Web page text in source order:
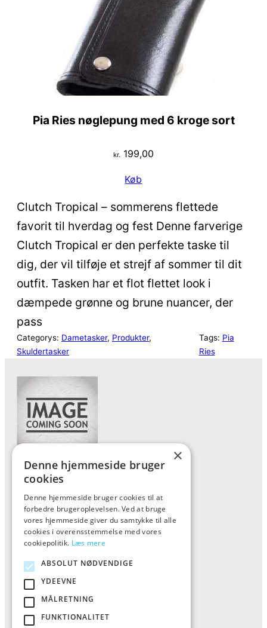
Pia Ries nøglepung med 6 kroge sort
kr. 199,00
Køb
Clutch Tropical – sommerens flettede
favorit til hverdag og fest Denne farverige
Clutch Tropical er den perfekte taske til
dig, der vil tilføje et strejf af sommer til dit
outfit. Tasken har et flot flettet look i
dæmpede grønne og brune nuancer, der
pass
Categorys: Dametasker, Produkter
Skuldertasker
Tags: Pia
Ries
Forside
Vis alle produkter
Kontakt
Oversigt artikler
ALFA
Tlf: 7876 8672
Mail:info@al-fa.dk
×
Denne hjemmeside bruger
cookies
Denne hjemmeside bruger cookies til at
forbedre brugeroplevelsen. Ved at bruge
vores hjemmeside giver du samtykke til alle
cookies i overensstemmelse med vores
cookiepolitik. Læs mere
ABSOLUT NØDVENDIGE
YDEEVNE
MÅLRETNING
FUNKTIONALITET